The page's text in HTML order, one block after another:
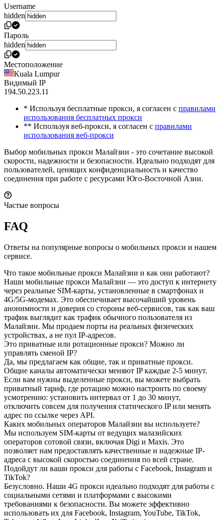
Username
hidden
Пароль
hidden
Местоположение
Kuala Lumpur
Видимый IP
194.50.223.11
* Используя бесплатные прокси, я согласен с правилами
использования бесплатных прокси
** Используя веб-прокси, я согласен с правилами
использования веб-прокси
Выбор мобильных прокси Малайзии - это сочетание высокой
скорости, надежности и безопасности. Идеально подходят для
пользователей, ценящих конфиденциальность и качество
соединения при работе с ресурсами Юго-Восточной Азии.
Частые вопросы
FAQ
Ответы на популярные вопросы о мобильных прокси и нашем
сервисе.
Что такое мобильные прокси Малайзии и как они работают?
Наши мобильные прокси Малайзии — это доступ к интернету
через реальные SIM-карты, установленные в смартфонах и
4G/5G-модемах. Это обеспечивает высочайший уровень
анонимности и доверия со стороны веб-сервисов, так как ваш
трафик выглядит как трафик обычного пользователя из
Малайзии. Мы продаем порты на реальных физических
устройствах, а не пул IP-адресов.
Это приватные или ротационные прокси? Можно ли
управлять сменой IP?
Да, мы предлагаем как общие, так и приватные прокси.
Общие каналы автоматически меняют IP каждые 2-5 минут.
Если вам нужны выделенные прокси, вы можете выбрать
приватный тариф, где ротацию можно настроить по своему
усмотрению: установить интервал от 1 до 30 минут,
отключить совсем для получения статического IP или менять
адрес по ссылке через API.
Каких мобильных операторов Малайзии вы используете?
Мы используем SIM-карты от ведущих малазийских
операторов сотовой связи, включая Digi и Maxis. Это
позволяет нам предоставлять качественные и надежные IP-
адреса с высокой скоростью соединения по всей стране.
Подойдут ли ваши прокси для работы с Facebook, Instagram и
TikTok?
Безусловно. Наши 4G прокси идеально подходят для работы с
социальными сетями и платформами с высокими
требованиями к безопасности. Вы можете эффективно
использовать их для Facebook, Instagram, YouTube, TikTok,